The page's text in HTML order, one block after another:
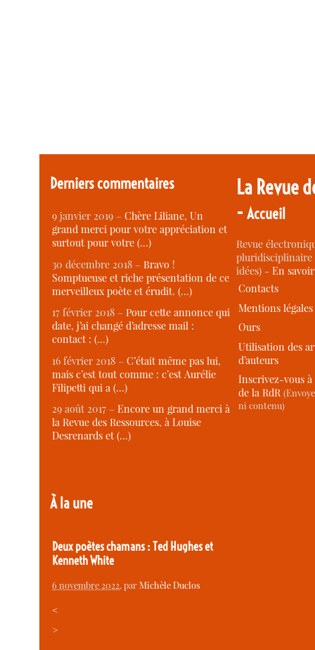
Derniers commentaires
9 janvier 2019 –Chère Liliane, Un
grand merci pour votre appréciation et
surtout pour votre (…)
30 décembre 2018 –Bravo !
Somptueuse et riche présentation de ce
merveilleux poète et érudit. (…)
17 février 2018 –Pour cette annonce qui
date, j’ai changé d’adresse mail :
contact : (…)
16 février 2018 –C’était même pas lui,
mais c’est tout comme : c’est Aurélie
Filipetti qui a (…)
29 août 2017 –Encore un grand merci à
la Revue des Ressources, à Louise
Desrenards et (…)
À la une
Deux poètes chamans : Ted Hughes et
Kenneth White
6 novembre 2022, parMichèle Duclos
<
>
La Revue
-Accueil
Revue
idées) -En
Contacts
Mentions légales
Ours
Utilisation des
d’auteurs
Inscrivez-vous
de la RdR
ni contenu)